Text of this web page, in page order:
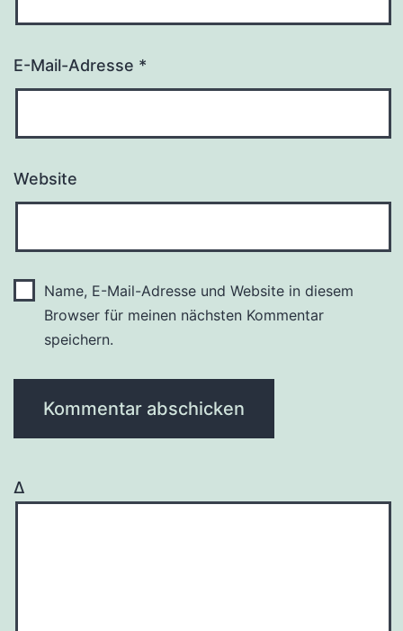
E-Mail-Adresse *
Website
Name, E-Mail-Adresse und Website in diesem
Browser für meinen nächsten Kommentar
speichern.
Δ